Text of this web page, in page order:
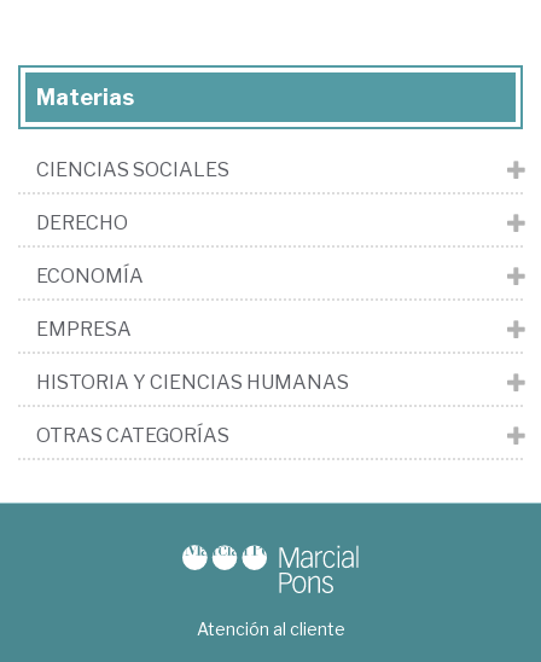
Materias
CIENCIAS SOCIALES
DERECHO
ECONOMÍA
EMPRESA
HISTORIA Y CIENCIAS HUMANAS
OTRAS CATEGORÍAS
Atención al cliente